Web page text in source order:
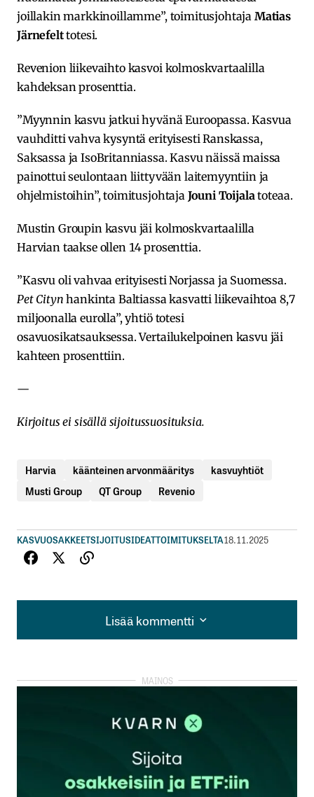
joillakin markkinoillamme”, toimitusjohtaja Matias
Järnefelttotesi.
Revenion liikevaihto kasvoi kolmoskvartaalilla
kahdeksan prosenttia.
”Myynnin kasvu jatkui hyvänä Euroopassa. Kasvua
vauhditti vahva kysyntä erityisesti Ranskassa,
Saksassa ja IsoBritanniassa. Kasvu näissä maissa
painottui seulontaan liittyvään laitemyyntiin ja
ohjelmistoihin”, toimitusjohtaja Jouni Toijalatoteaa.
Mustin Groupin kasvu jäi kolmoskvartaalilla
Harvian taakse ollen 14 prosenttia.
”Kasvu oli vahvaa erityisesti Norjassa ja Suomessa.
Pet Cityn hankinta Baltiassa kasvatti liikevaihtoa 8,7
miljoonalla eurolla”, yhtiö totesi
osavuosikatsauksessa. Vertailukelpoinen kasvu jäi
kahteen prosenttiin.
—
Kirjoitus ei sisällä sijoitussuosituksia.
Harvia käänteinen arvonmääritys
kasvuyhtiöt
Musti Group
QT Group Revenio
KASVUOSAKKEETSIJOITUSIDEATTOIMITUKSELTA18.11.2025
Lisää kommentti
Lisää kommentti
kirjautua
rekisteröityä